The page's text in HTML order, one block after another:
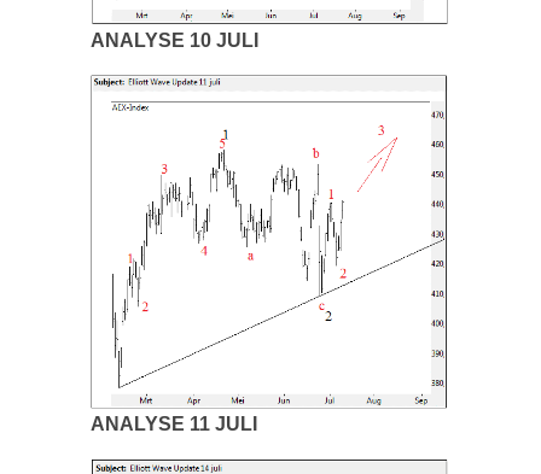
ANALYSE 10 JULI
ANALYSE 11 JULI